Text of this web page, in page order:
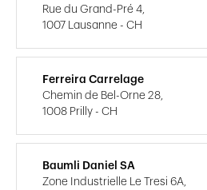
Rue du Grand-Pré 4,
1007 Lausanne - CH
Ferreira Carrelage
Chemin de Bel-Orne 28,
1008 Prilly - CH
Baumli Daniel SA
Zone Industrielle Le Tresi 6A,